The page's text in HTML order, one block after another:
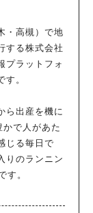
・高槻）で地
する株式会社
プラットフォ
。
ら出産を機に
で人があた
じる毎日で
りのランニン
す。